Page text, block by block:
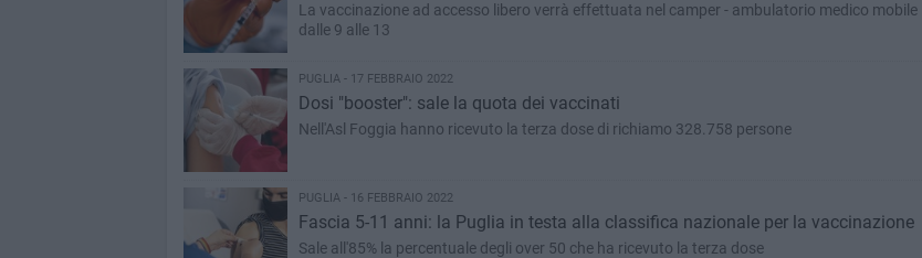
La vaccinazione ad accesso libero verrà effettuata nel camper - ambulatorio medico mobile
dalle 9 alle 13
PUGLIA - 17 FEBBRAIO 2022
Dosi "booster": sale la quota dei vaccinati
Nell'Asl Foggia hanno ricevuto la terza dose di richiamo 328.758 persone
PUGLIA - 16 FEBBRAIO 2022
Fascia 5-11 anni: la Puglia in testa alla classifica nazionale per la vaccinazione
Sale all'85% la percentuale degli over 50 che ha ricevuto la terza dose